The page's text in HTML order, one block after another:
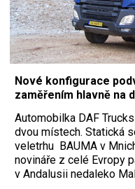
Nové konfigurace
zaměřením hlavně na
Automobilka DAF
dvou místech. Statická
veletrhu BAUMA v
novináře z celé Evropy
v Andalusii nedaleko